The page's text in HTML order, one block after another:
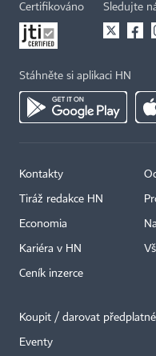
Certifikováno Sledujte
Stáhněte si aplikaci HN
Kontakty
Tiráž redakce HN
Economia
Kariéra v HN
Ceník inzerce
Koupit / darovat předplatné
Eventy